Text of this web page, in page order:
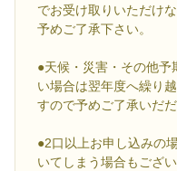
でお受け取りいただけ
予めご了承下さい。
●天候・災害・その他予
い場合は翌年度へ繰り
すので予めご了承いだ
●2口以上お申し込みの
いてしまう場合もござ